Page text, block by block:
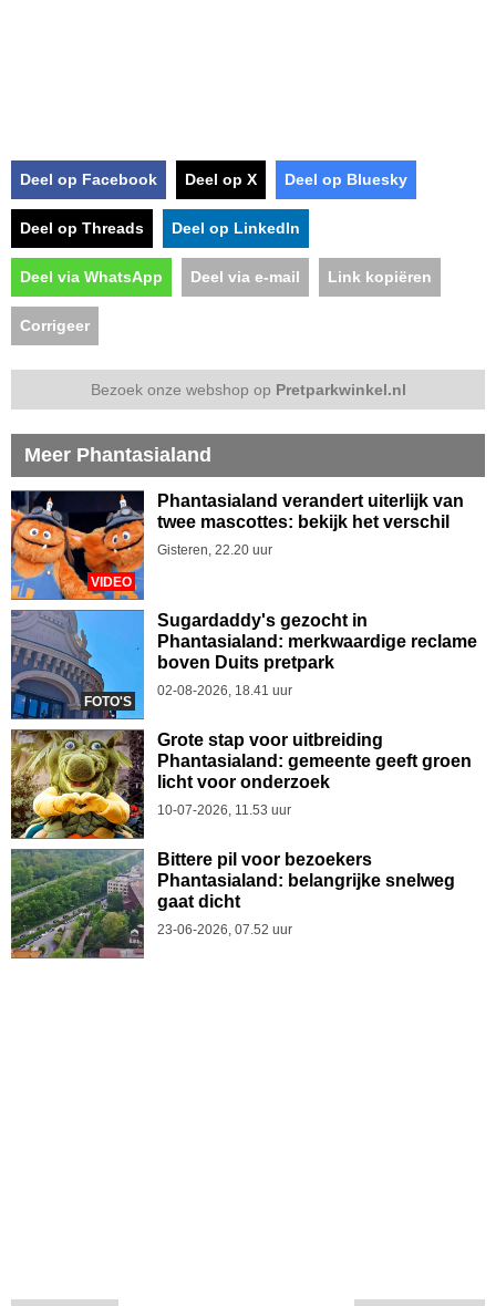
Deel op Facebook Deel op X Deel op Bluesky
Deel op Threads Deel op LinkedIn
Deel via WhatsApp Deel via e-mail Link kopiëren
Corrigeer
Bezoek onze webshop op Pretparkwinkel.nl
Meer Phantasialand
VIDEO
Phantasialand verandert uiterlijk van
twee mascottes: bekijk het verschil
Gisteren, 22.20 uur
FOTO'S
Sugardaddy's gezocht in
Phantasialand: merkwaardige reclame
boven Duits pretpark
02-08-2026, 18.41 uur
Grote stap voor uitbreiding
Phantasialand: gemeente geeft groen
licht voor onderzoek
10-07-2026, 11.53 uur
Bittere pil voor bezoekers
Phantasialand: belangrijke snelweg
gaat dicht
23-06-2026, 07.52 uur